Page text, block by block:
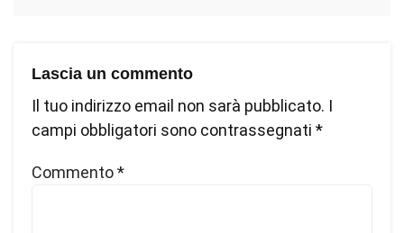
Lascia un commento
Il tuo indirizzo email non sarà pubblicato. I
campi obbligatori sono contrassegnati *
Commento*